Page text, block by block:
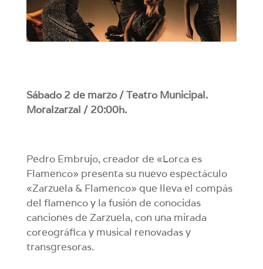
Sábado 2 de marzo / Teatro Municipal.
Moralzarzal / 20:00h.
Pedro Embrujo, creador de «Lorca es
Flamenco» presenta su nuevo espectáculo
«Zarzuela & Flamenco» que lleva el compás
del flamenco y la fusión de conocidas
canciones de Zarzuela, con una mirada
coreográfica y musical renovadas y
transgresoras.